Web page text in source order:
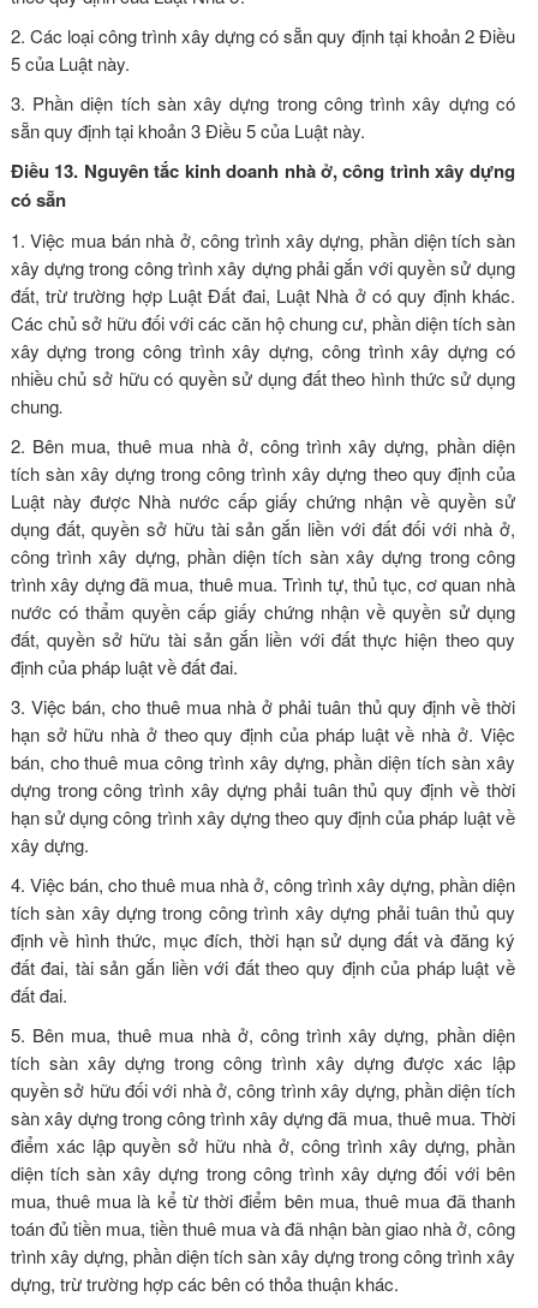
2. Các loại công trình xây dựng có sẵn quy định tạikhoản 2 Điều
5 của Luật này.
3. Phần diện tích sàn xây dựng trong công trình xây dựng có
sẵn quy định tạikhoản 3 Điều 5 của Luật này.
Điều 13. Nguyên tắc kinh doanh nhà ở, công trình xây dựng
có sẵn
1. Việc mua bán nhà ở, công trình xây dựng, phần diện tích sàn
xây dựng trong công trình xây dựng phải gắn với quyền sử dụng
đất, trừ trường hợp Luật Đất đai, Luật Nhà ởcó quy định khác.
Các chủ sở hữu đối với các căn hộ chung cư, phần diện tích sàn
xây dựng trong công trình xây dựng, công trình xây dựng có
nhiều chủ sở hữu có quyền sử dụng đất theo hình thức sử dụng
chung.
2. Bên mua, thuê mua nhà ở, công trình xây dựng, phần diện
tích sàn xây dựng trong công trình xây dựng theo quy định của
Luật này được Nhà nước cấp giấy chứng nhận về quyền sử
dụng đất, quyền sở hữu tài sản gắn liền với đất đối với nhà ở,
công trình xây dựng, phần diện tích sàn xây dựng trong công
trình xây dựng đã mua, thuê mua. Trình tự, thủ tục, cơ quan nhà
nước có thẩm quyền cấp giấy chứng nhận về quyền sử dụng
đất, quyền sở hữu tài sản gắn liền với đất thực hiện theo quy
định của pháp luật về đất đai.
3. Việc bán, cho thuê mua nhà ở phải tuân thủ quy định về thời
hạn sở hữu nhà ở theo quy định của pháp luật về nhà ở. Việc
bán, cho thuê mua công trình xây dựng, phần diện tích sàn xây
dựng trong công trình xây dựng phải tuân thủ quy định về thời
hạn sử dụng công trình xây dựng theo quy định của pháp luật về
xây dựng.
4. Việc bán, cho thuê mua nhà ở, công trình xây dựng, phần diện
tích sàn xây dựng trong công trình xây dựng phải tuân thủ quy
định về hình thức, mục đích, thời hạn sử dụng đất và đăng ký
đất đai, tài sản gắn liền với đất theo quy định của pháp luật về
đất đai.
5. Bên mua, thuê mua nhà ở, công trình xây dựng, phần diện
tích sàn xây dựng trong công trình xây dựng được xác lập
quyền sở hữu đối với nhà ở, công trình xây dựng, phần diện tích
sàn xây dựng trong công trình xây dựng đã mua, thuê mua. Thời
điểm xác lập quyền sở hữu nhà ở, công trình xây dựng, phần
diện tích sàn xây dựng trong công trình xây dựng đối với bên
mua, thuê mua là kể từ thời điểm bên mua, thuê mua đã thanh
toán đủ tiền mua, tiền thuê mua và đã nhận bàn giao nhà ở, công
trình xây dựng, phần diện tích sàn xây dựng trong công trình xây
dựng, trừ trường hợp các bên có thỏa thuận khác.